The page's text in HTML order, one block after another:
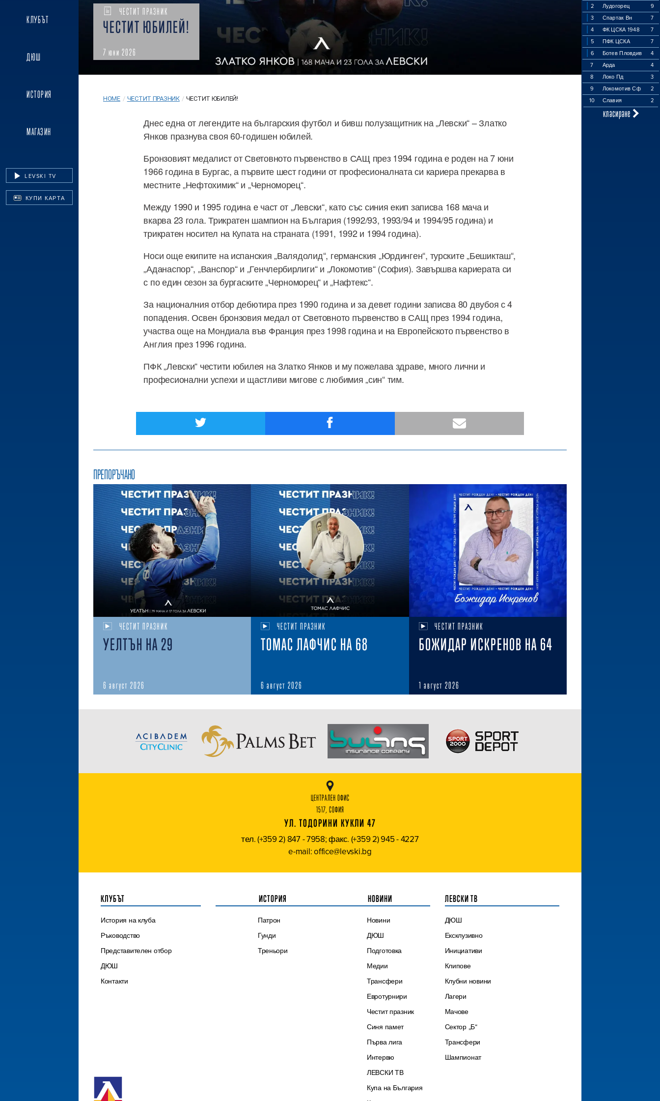
КЛУБЪТ
ДЮШ
ИСТОРИЯ
МАГАЗИН
LEVSKI TV
КУПИ КАРТА
2 Лудогорец
9
3
Спартак Вн
7
4
ФК ЦСКА 1948
7
5
ПФК ЦСКА
7
6
Ботев Пловдив
4
7
Арда
4
8
Локо Пд
3
9
Локомотив Сф
2
10
Славия 2
класиране
ЧЕСТИТ ПРАЗНИК
ЧЕСТИТ ЮБИЛЕЙ!
7 юни 2026
HOME / ЧЕСТИТ ПРАЗНИК / ЧЕСТИТ ЮБИЛЕЙ!
Днес една от легендите на българския футбол и бивш полузащитник на „Левски“ – Златко
Янков празнува своя 60-годишен юбилей.
Бронзовият медалист от Световното първенство в САЩ през 1994 година е роден на 7 юни
1966 година в Бургас, а първите шест години от професионалната си кариера прекарва в
местните „Нефтохимик“ и „Черноморец“.
Между 1990 и 1995 година е част от „Левски“, като със синия екип записва 168 мача и
вкарва 23 гола. Трикратен шампион на България (1992/93, 1993/94 и 1994/95 година) и
трикратен носител на Купата на страната (1991, 1992 и 1994 година).
Носи още екипите на испанския „Валядолид“, германския „Юрдинген“, турските „Бешикташ“,
„Аданаспор“, „Ванспор“ и „Генчлербирлиги“ и „Локомотив“ (София). Завършва кариерата си
с по един сезон за бургаските „Черноморец“ и „Нафтекс“.
За националния отбор дебютира през 1990 година и за девет години записва 80 двубоя с 4
попадения. Освен бронзовия медал от Световното първенство в САЩ през 1994 година,
участва още на Мондиала във Франция през 1998 година и на Европейското първенство в
Англия през 1996 година.
ПФК „Левски“ честити юбилея на Златко Янков и му пожелава здраве, много лични и
професионални успехи и щастливи мигове с любимия „син“ тим.
ПРЕПОРЪЧАНО
ЧЕСТИТ ПРАЗНИК
УЕЛТЪН НА 29
6 август 2026
ЧЕСТИТ ПРАЗНИК
ТОМАС ЛАФЧИС НА 68
6 август 2026
ЧЕСТИТ ПРАЗНИК
БОЖИДАР ИСКРЕНОВ НА 64
1 август 2026
ЦЕНТРАЛЕН ОФИС
1517, СОФИЯ
УЛ. ТОДОРИНИ КУКЛИ 47
тел. (+359 2) 847 - 7958; факс. (+359 2) 945 - 4227
e-mail: office@levski.bg
КЛУБЪТ
История на клуба
Ръководство
Представителен отбор
ДЮШ
Контакти
ИСТОРИЯ
Патрон
Гунди
Треньори
НОВИНИ
Новини
ДЮШ
Подготовка
Медии
Трансфери
Евротурнири
Честит празник
Синя памет
Първа лига
Интервю
ЛЕВСКИ ТВ
Купа на България
ЛЕВСКИ ТВ
ДЮШ
Ексклузивно
Инициативи
Клипове
Клубни новини
Лагери
Мачове
Сектор „Б“
Трансфери
Шампионат